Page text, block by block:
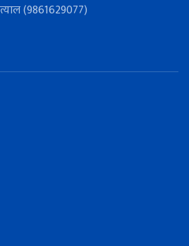
(9861629077)